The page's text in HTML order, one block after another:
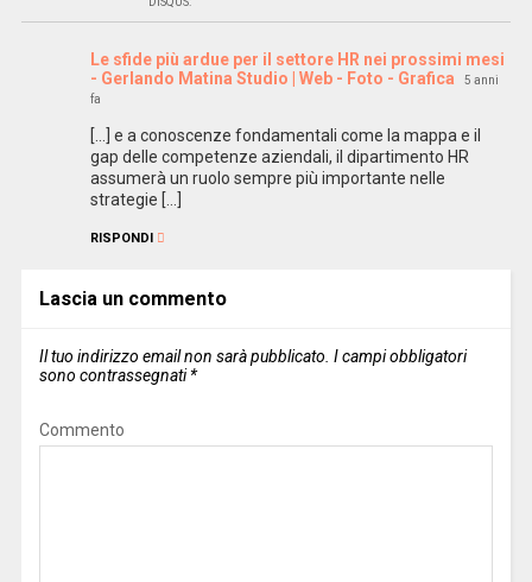
Le sfide più ardue per il settore HR nei prossimi mesi
- Gerlando Matina Studio | Web - Foto - Grafica
5 anni
fa
[…] e a conoscenze fondamentali come la mappa e il
gap delle competenze aziendali, il dipartimento HR
assumerà un ruolo sempre più importante nelle
strategie […]
RISPONDI
Lascia un commento
Il tuo indirizzo email non sarà pubblicato. I campi obbligatori
sono contrassegnati*
Commento